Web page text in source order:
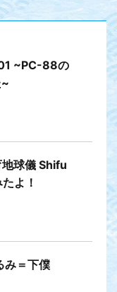
~PC-88の
球儀 Shifu
よ！
み＝下僕